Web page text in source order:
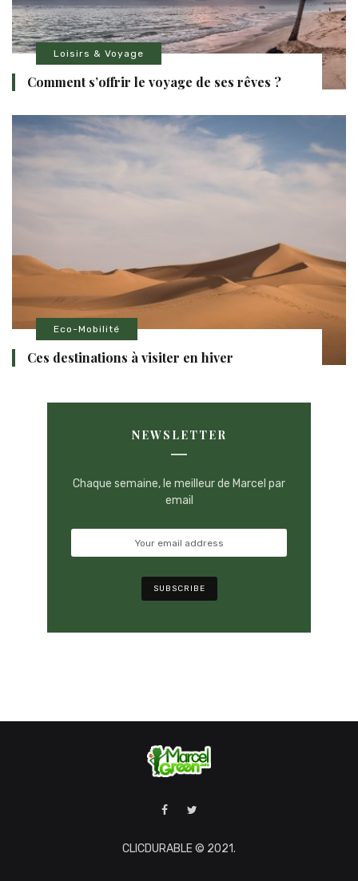
Loisirs & Voyage
Comment s’offrir le voyage de ses rêves ?
Eco-Mobilité
Ces destinations à visiter en hiver
NEWSLETTER
Chaque semaine, le meilleur de Marcel par
email
CLICDURABLE © 2021.